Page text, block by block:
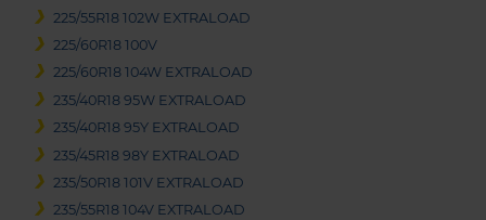
225/55R18 102W EXTRALOAD
225/60R18 100V
225/60R18 104W EXTRALOAD
235/40R18 95W EXTRALOAD
235/40R18 95Y EXTRALOAD
235/45R18 98Y EXTRALOAD
235/50R18 101V EXTRALOAD
235/55R18 104V EXTRALOAD